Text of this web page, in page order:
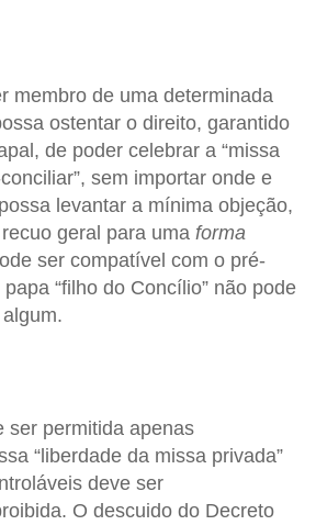
membro de uma determinada
ostentar o direito, garantido
de poder celebrar a “missa
sem importar onde e
levantar a mínima objeção,
geral para uma forma
ser compatível com o pré-
“filho do Concílio” não pode
ser permitida apenas
“liberdade da missa privada”
deve ser
O descuido do Decreto